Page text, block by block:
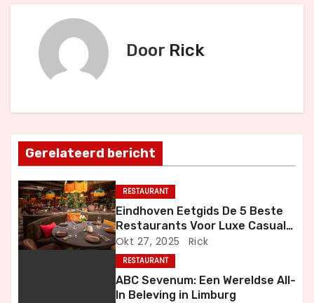
h
t
n
a
v
Door Rick
Gerelateerd bericht
RESTAURANT
Eindhoven Eetgids De 5 Beste
Restaurants Voor Luxe Casual
en Bijzondere Momenten
Okt 27, 2025 Rick
RESTAURANT
ABC Sevenum: Een Wereldse All-
In Beleving in Limburg